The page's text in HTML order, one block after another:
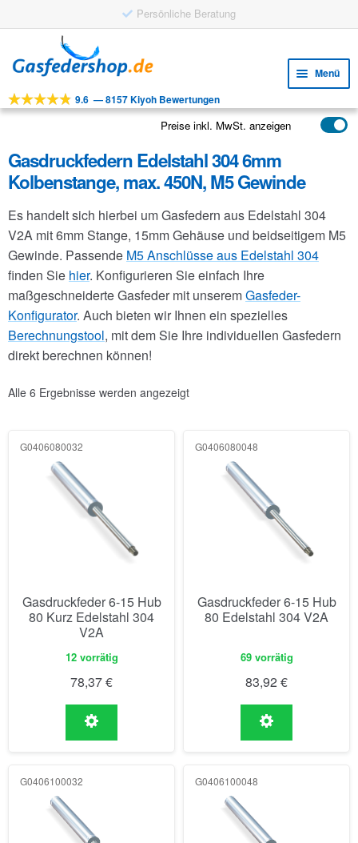
Persönliche Beratung
Navigation
springen
Inhalt
springen
Menü
Werkzeuge
Anwendungen
FAQ
9.6 —8157 Kiyoh Bewertungen
Preise inkl. MwSt. anzeigen
Gasdruckfedern Edelstahl 304 6mm
Kolbenstange, max. 450N, M5 Gewinde
Es handelt sich hierbei um Gasfedern aus Edelstahl 304
V2A mit 6mm Stange, 15mm Gehäuse und beidseitigem M5
Gewinde. Passende M5 Anschlüsse aus Edelstahl 304
finden Sie hier. Konfigurieren Sie einfach Ihre
maßgeschneiderte Gasfeder mit unseremGasfeder-
Konfigurator. Auch bieten wir Ihnen ein spezielles
Berechnungstool, mit dem Sie Ihre individuellen Gasfedern
direkt berechnen können!
Alle 6 Ergebnisse werden angezeigt
G0406080032
Gasdruckfeder 6-15 Hub
80 Kurz Edelstahl 304
V2A
12 vorrätig
78,37€
G0406080048
Gasdruckfeder 6-15 Hub
80 Edelstahl 304 V2A
69 vorrätig
83,92 €
G0406100032 G0406100048